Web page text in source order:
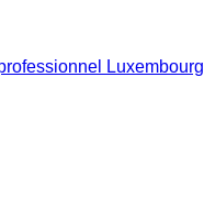
Luxembourg